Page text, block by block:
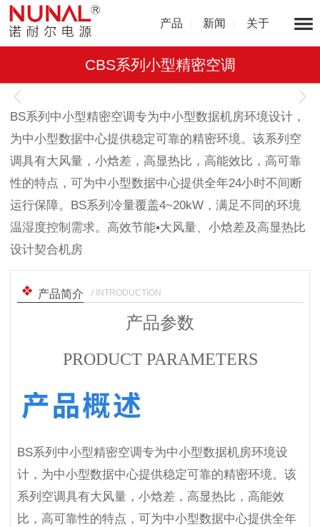
产品 新闻 关于
CBS系列小型精密空调
1/1
BS系列中小型精密空调专为中小型数据机房环境设计，
为中小型数据中心提供稳定可靠的精密环境。该系列空
调具有大风量，小焓差，高显热比，高能效比，高可靠
性的特点，可为中小型数据中心提供全年24小时不间断
运行保障。BS系列冷量覆盖4~20kW，满足不同的环境
温湿度控制需求。高效节能▪大风量、小焓差及高显热比
设计契合机房
产品简介 / INTRODUCTION
产品参数
PRODUCT PARAMETERS
BS系列中小型精密空调专为中小型数据机房环境设
计，为中小型数据中心提供稳定可靠的精密环境。该
系列空调具有大风量，小焓差，高显热比，高能效
比，高可靠性的特点，可为中小型数据中心提供全年